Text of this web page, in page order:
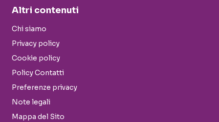
Altri contenuti
Chi siamo
Privacy policy
Cookie policy
Policy Contatti
Preferenze privacy
Note legali
Mappa del Sito